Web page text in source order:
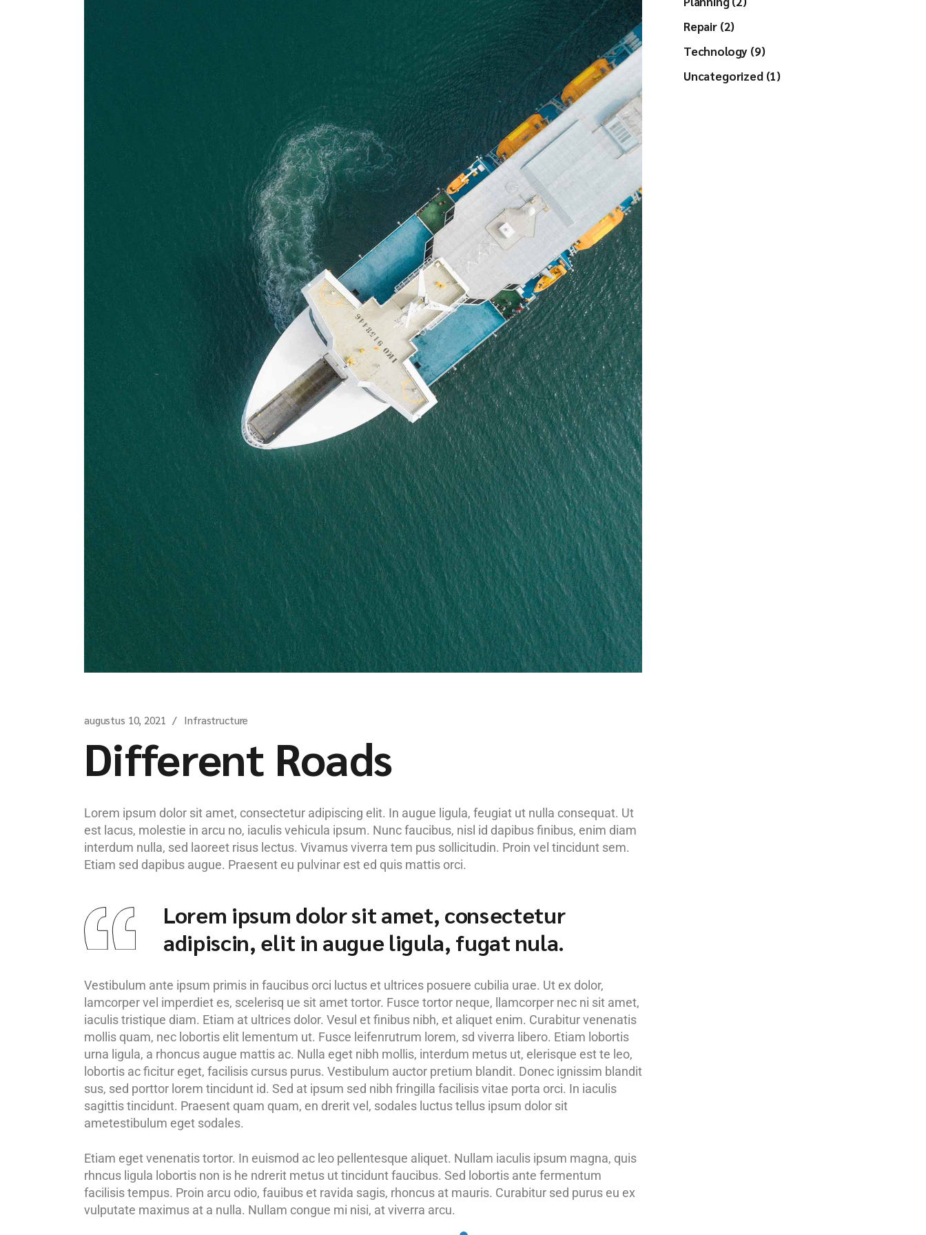
augustus 10, 2021 Infrastructure
Different Roads
Lorem ipsum dolor sit amet, consectetur adipiscing elit. In augue ligula, feugiat ut nulla consequat. Ut
est lacus, molestie in arcu no, iaculis vehicula ipsum. Nunc faucibus, nisl id dapibus finibus, enim diam
interdum nulla, sed laoreet risus lectus. Vivamus viverra tem pus sollicitudin. Proin vel tincidunt sem.
Etiam sed dapibus augue. Praesent eu pulvinar est ed quis mattis orci.
Lorem ipsum dolor sit amet, consectetur
adipiscin, elit in augue ligula, fugat nula.
Vestibulum ante ipsum primis in faucibus orci luctus et ultrices posuere cubilia urae. Ut ex dolor,
lamcorper vel imperdiet es, scelerisq ue sit amet tortor. Fusce tortor neque, llamcorper nec ni sit amet,
iaculis tristique diam. Etiam at ultrices dolor. Vesul et finibus nibh, et aliquet enim. Curabitur venenatis
mollis quam, nec lobortis elit lementum ut. Fusce leifenrutrum lorem, sd viverra libero. Etiam lobortis
urna ligula, a rhoncus augue mattis ac. Nulla eget nibh mollis, interdum metus ut, elerisque est te leo,
lobortis ac ficitur eget, facilisis cursus purus. Vestibulum auctor pretium blandit. Donec ignissim blandit
sus, sed porttor lorem tincidunt id. Sed at ipsum sed nibh fringilla facilisis vitae porta orci. In iaculis
sagittis tincidunt. Praesent quam quam, en drerit vel, sodales luctus tellus ipsum dolor sit
ametestibulum eget sodales.
Etiam eget venenatis tortor. In euismod ac leo pellentesque aliquet. Nullam iaculis ipsum magna, quis
rhncus ligula lobortis non is he ndrerit metus ut tincidunt faucibus. Sed lobortis ante fermentum
facilisis tempus. Proin arcu odio, fauibus et ravida sagis, rhoncus at mauris. Curabitur sed purus eu ex
vulputate maximus at a nulla. Nullam congue mi nisi, at viverra arcu.
Repair (2)
Technology (9)
Uncategorized (1)